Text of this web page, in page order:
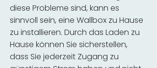
diese Probleme sind, kann es
sinnvoll sein, eine Wallbox zu Hause
zu installieren. Durch das Laden zu
Hause können Sie sicherstellen,
dass Sie jederzeit Zugang zu